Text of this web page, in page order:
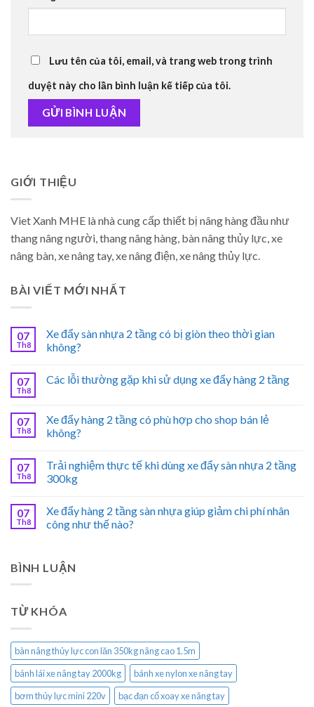
Lưu tên của tôi, email, và trang web trong trình
duyệt này cho lần bình luận kế tiếp của tôi.
GIỚI THIỆU
Viet Xanh MHE là nhà cung cấp thiết bị nâng hàng đầu như
thang nâng người, thang nâng hàng, bàn nâng thủy lực, xe
nâng bàn, xe nâng tay, xe nâng điện, xe nâng thủy lực.
BÀI VIẾT MỚI NHẤT
07
Th8
Xe đẩy sàn nhựa 2 tầng có bị giòn theo thời gian
không?
07
Th8
Các lỗi thường gặp khi sử dụng xe đẩy hàng 2 tầng
07
Th8
Xe đẩy hàng 2 tầng có phù hợp cho shop bán lẻ
không?
07
Th8
Trải nghiệm thực tế khi dùng xe đẩy sàn nhựa 2 tầng
300kg
07
Th8
Xe đẩy hàng 2 tầng sàn nhựa giúp giảm chi phí nhân
công như thế nào?
BÌNH LUẬN
TỪ KHÓA
bàn nâng thủy lực con lăn 350kg nâng cao 1.5m
bánh lái xe nâng tay 2000kg
bánh xe nylon xe nâng tay
bơm thủy lực mini 220v
bạc đạn cổ xoay xe nâng tay